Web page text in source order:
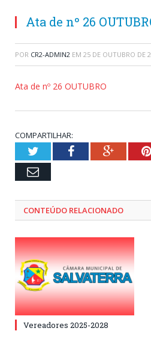
Ata de nº 26
POR CR2-ADMIN2 EM 25 DE OUTUBRO DE
Ata de nº 26 OUTUBRO
COMPARTILHAR:
TwitterFacebookGoogle+
Email
CONTEÚDO RELACIONADO
Vereadores 2025-2028